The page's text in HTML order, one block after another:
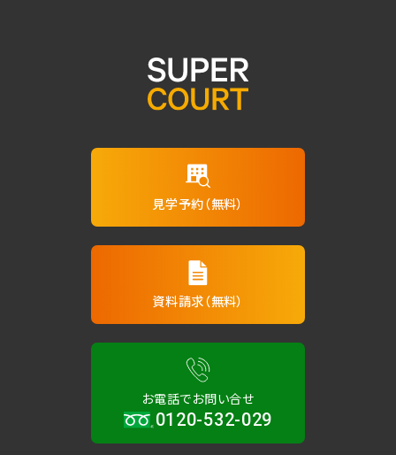
見学予約（無料）
資料請求（無料）
お電話でお問い合せ
0120-532-029